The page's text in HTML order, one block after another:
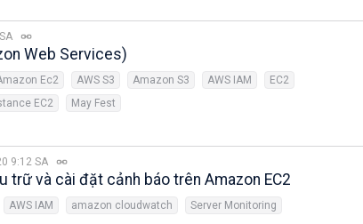
Web Services)
Ec2 AWS S3 Amazon S3 AWS IAM
EC2
EC2 May Fest
9:12 SA
trữ và cài đặt cảnh báo trên Amazon EC2
AWS IAM amazon cloudwatch Server Monitoring